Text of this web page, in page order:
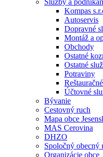
Služby a
Kompas
Autoservis
Dopravné
Montáž a
Obchody
Ostatné
Ostatné
Potraviny
Účtovné
Bývanie
Cestovný ruch
Mapa obce
MAS Cerovina
DHZO
Spoločný obecný
Organizácie obce